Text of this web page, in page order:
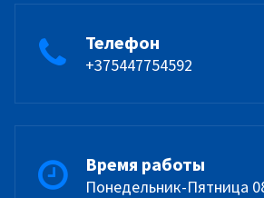
Телефон
+375447754592
Время работы
Понедельник-Пятница